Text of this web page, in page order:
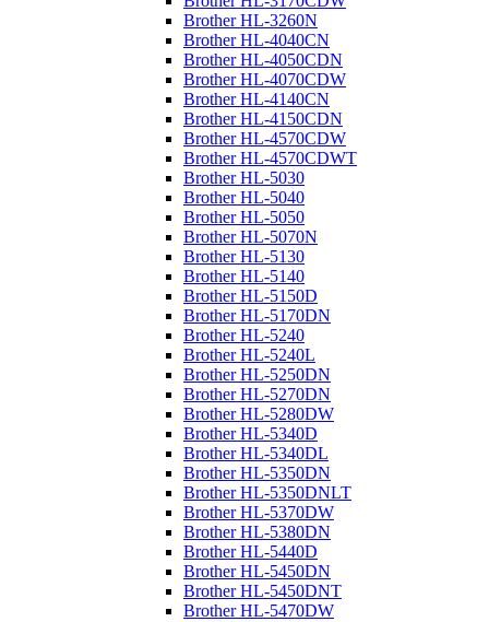
Brother HL-3260N
Brother HL-4040CN
Brother HL-4050CDN
Brother HL-4070CDW
Brother HL-4140CN
Brother HL-4150CDN
Brother HL-4570CDW
Brother HL-4570CDWT
Brother HL-5030
Brother HL-5040
Brother HL-5050
Brother HL-5070N
Brother HL-5130
Brother HL-5140
Brother HL-5150D
Brother HL-5170DN
Brother HL-5240
Brother HL-5240L
Brother HL-5250DN
Brother HL-5270DN
Brother HL-5280DW
Brother HL-5340D
Brother HL-5340DL
Brother HL-5350DN
Brother HL-5350DNLT
Brother HL-5370DW
Brother HL-5380DN
Brother HL-5440D
Brother HL-5450DN
Brother HL-5450DNT
Brother HL-5470DW